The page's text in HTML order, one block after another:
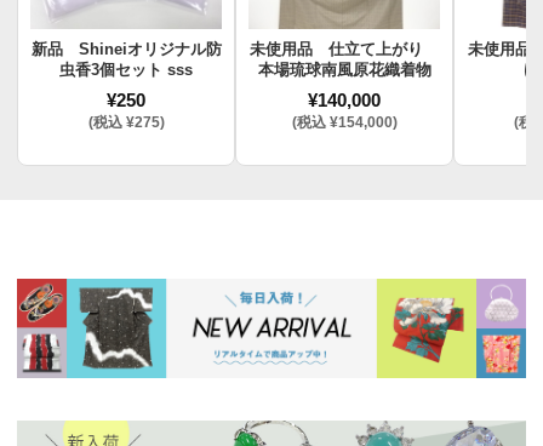
新品 Shineiオリジナル防
虫香3個セット sss
¥250
(税込 ¥275)
未使用品 仕立て上がり
本場琉球南風原花織着物
¥140,000
(税込 ¥154,000)
未使用品
(税